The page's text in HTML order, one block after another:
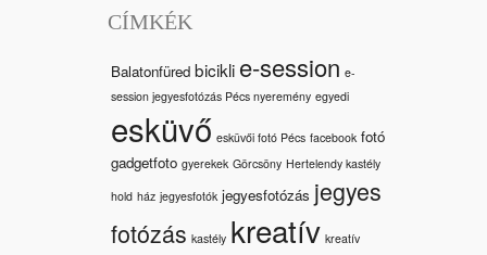
CÍMKÉK
Balatonfüred bicikli e-session e-
session jegyesfotózás Pécs nyeremény egyedi
esküvő esküvői fotó Pécs facebook fotó
gadgetfoto gyerekek Görcsöny Hertelendy kastély
hold ház jegyesfotók jegyesfotózás jegyes
fotózás kastély kreatív kreatív